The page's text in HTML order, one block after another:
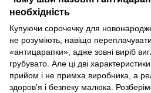
необхідність
Купуючи сорочечку для
не розуміють, навіщо
«антицарапки», адже зовні виріб
грубувато. Але ці дві
прийом і не примха виробника, а
здоров'я і безпеку малюка.